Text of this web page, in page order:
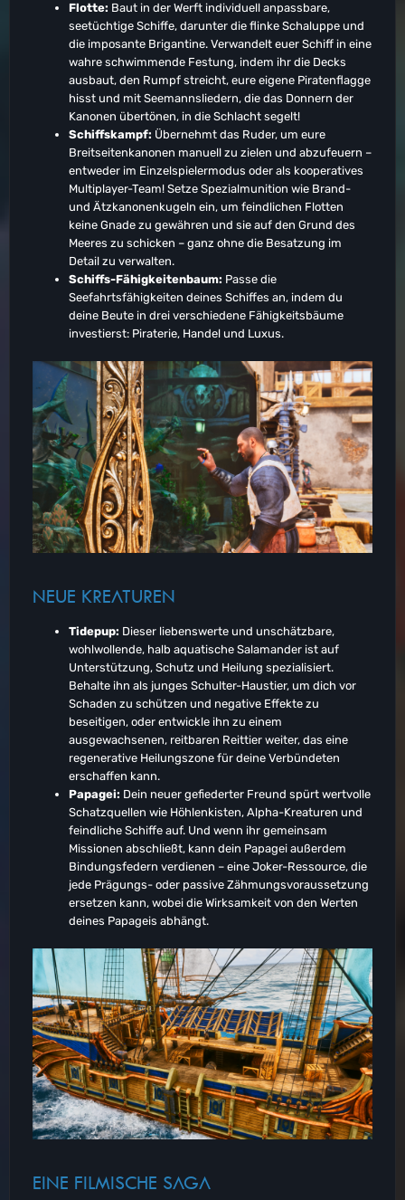
Flotte: Baut in der Werft individuell anpassbare,
seetüchtige Schiffe, darunter die flinke Schaluppe und
die imposante Brigantine. Verwandelt euer Schiff in eine
wahre schwimmende Festung, indem ihr die Decks
ausbaut, den Rumpf streicht, eure eigene Piratenflagge
hisst und mit Seemannsliedern, die das Donnern der
Kanonen übertönen, in die Schlacht segelt!
Schiffskampf: Übernehmt das Ruder, um eure
Breitseitenkanonen manuell zu zielen und abzufeuern –
entweder im Einzelspielermodus oder als kooperatives
Multiplayer-Team! Setze Spezialmunition wie Brand-
und Ätzkanonenkugeln ein, um feindlichen Flotten
keine Gnade zu gewähren und sie auf den Grund des
Meeres zu schicken – ganz ohne die Besatzung im
Detail zu verwalten.
Schiffs-Fähigkeitenbaum: Passe die
Seefahrtsfähigkeiten deines Schiffes an, indem du
deine Beute in drei verschiedene Fähigkeitsbäume
investierst: Piraterie, Handel und Luxus.
NEUE KREATUREN
Tidepup: Dieser liebenswerte und unschätzbare,
wohlwollende, halb aquatische Salamander ist auf
Unterstützung, Schutz und Heilung spezialisiert.
Behalte ihn als junges Schulter-Haustier, um dich vor
Schaden zu schützen und negative Effekte zu
beseitigen, oder entwickle ihn zu einem
ausgewachsenen, reitbaren Reittier weiter, das eine
regenerative Heilungszone für deine Verbündeten
erschaffen kann.
Papagei: Dein neuer gefiederter Freund spürt wertvolle
Schatzquellen wie Höhlenkisten, Alpha-Kreaturen und
feindliche Schiffe auf. Und wenn ihr gemeinsam
Missionen abschließt, kann dein Papagei außerdem
Bindungsfedern verdienen – eine Joker-Ressource, die
jede Prägungs- oder passive Zähmungsvoraussetzung
ersetzen kann, wobei die Wirksamkeit von den Werten
deines Papageis abhängt.
EINE FILMISCHE SAGA